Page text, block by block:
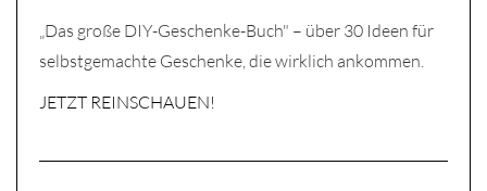
„Das große DIY-Geschenke-Buch" – über 30 Ideen für
selbstgemachte Geschenke, die wirklich ankommen.
JETZT REINSCHAUEN!